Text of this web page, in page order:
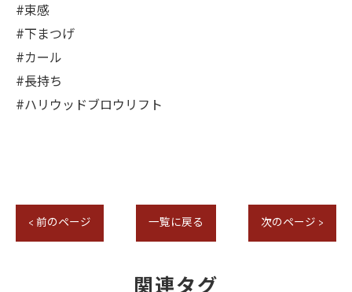
#束感
#下まつげ
#カール
#長持ち
#ハリウッドブロウリフト
< 前のページ 一覧に戻る 次のページ >